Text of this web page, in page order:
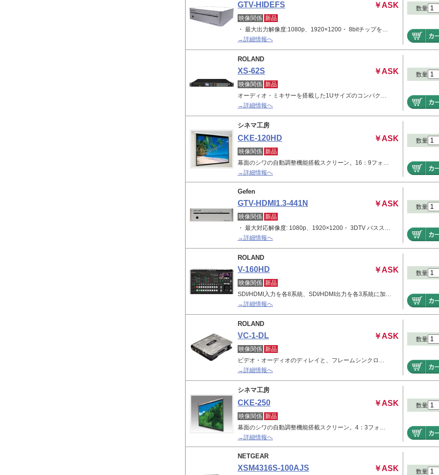
GTV-HIDEFS ￥ASK
映像関係 新品
・ 最大出力解像度:1080p、1920×1200・ 8bitチップを…
→詳細情報へ
数量
ROLAND
XS-62S ￥ASK
映像関係 新品
オーディオ・ミキサーを搭載した1Uサイズのコンパク…
→詳細情報へ
数量
シネマ工房
CKE-120HD ￥ASK
映像関係 新品
幕面のシワの自動調整機能搭載スクリーン。16：9フォ…
→詳細情報へ
数量
Gefen
GTV-HDMI1.3-441N ￥ASK
映像関係 新品
・ 最大対応解像度: 1080p、1920×1200・ 3DTV パスス…
→詳細情報へ
数量
ROLAND
V-160HD ￥ASK
映像関係 新品
SDI/HDMI入力を各8系統、SDI/HDMI出力を各3系統に加…
→詳細情報へ
数量
ROLAND
VC-1-DL ￥ASK
映像関係 新品
ビデオ・オーディオのディレイと、フレームシンクロ…
→詳細情報へ
数量
シネマ工房
CKE-250 ￥ASK
映像関係 新品
幕面のシワの自動調整機能搭載スクリーン。4：3フォ…
→詳細情報へ
数量
NETGEAR
XSM4316S-100AJS ￥ASK 数量